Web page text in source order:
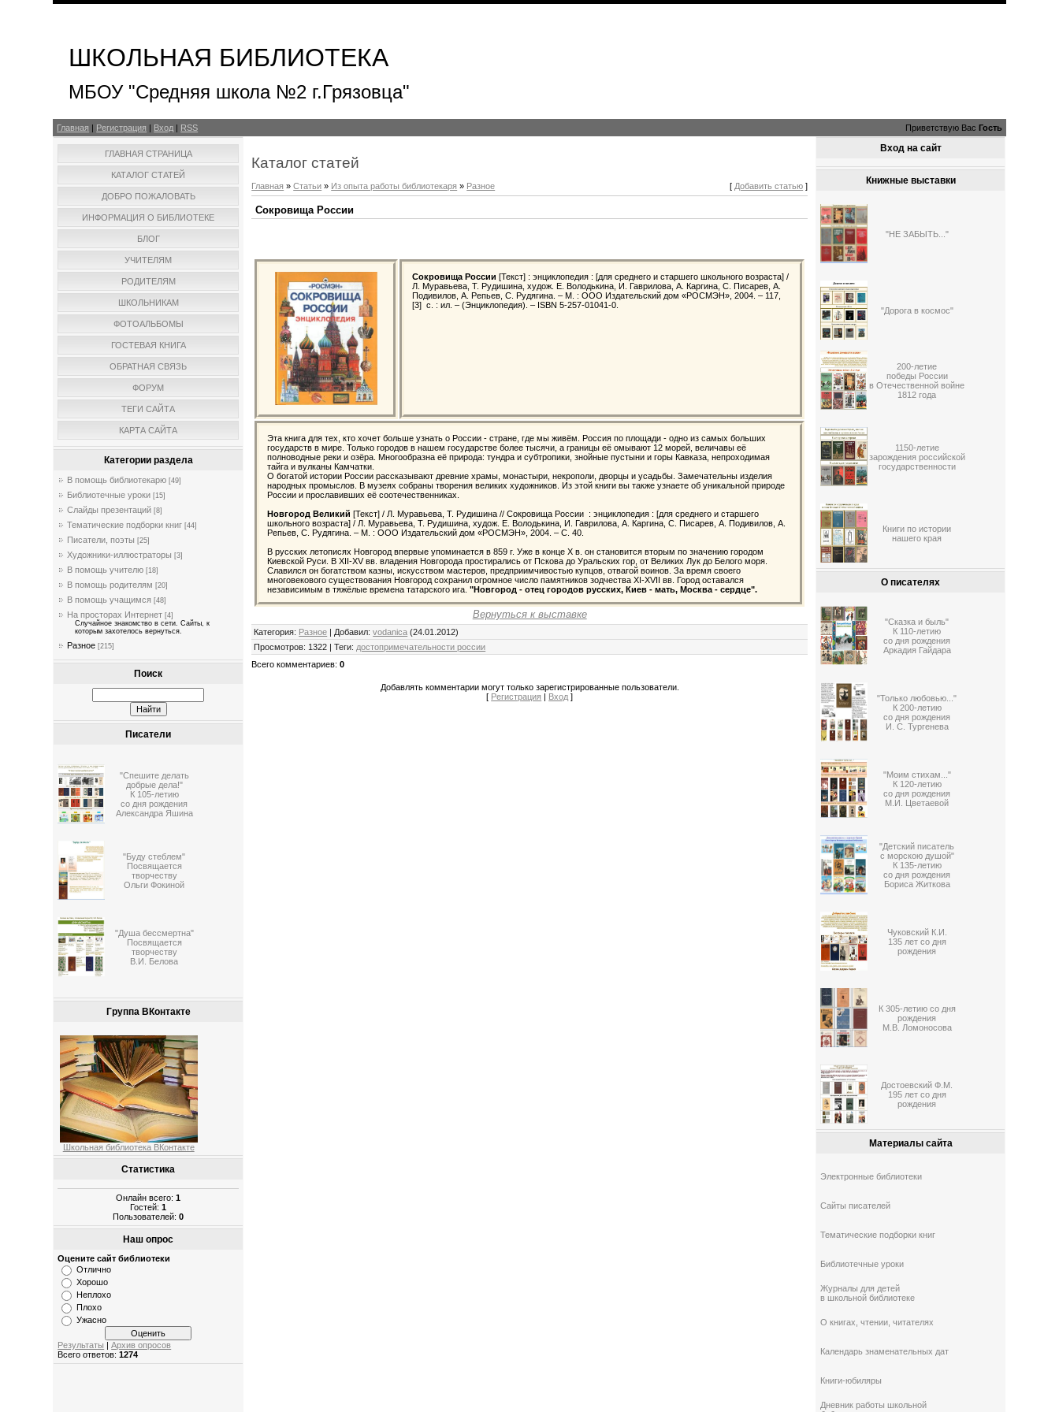
ШКОЛЬНАЯ БИБЛИОТЕКА
МБОУ "Средняя школа №2 г.Грязовца"
Главная Регистрация Вход RSS Приветствую Вас Гость
ГЛАВНАЯ СТРАНИЦА
КАТАЛОГ СТАТЕЙ
ДОБРО ПОЖАЛОВАТЬ
ИНФОРМАЦИЯ О БИБЛИОТЕКЕ
БЛОГ
УЧИТЕЛЯМ
РОДИТЕЛЯМ
ШКОЛЬНИКАМ
ФОТОАЛЬБОМЫ
ГОСТЕВАЯ КНИГА
ОБРАТНАЯ СВЯЗЬ
ФОРУМ
ТЕГИ САЙТА
КАРТА САЙТА
Категории раздела
В помощь библиотекарю [49]
Библиотечные уроки [15]
Слайды презентаций [8]
Тематические подборки книг [44]
Писатели, поэты [25]
Художники-иллюстраторы [3]
В помощь учителю [18]
В помощь родителям [20]
В помощь учащимся [48]
На просторах Интернет [4]
Случайное знакомство в сети. Сайты, к
которым захотелось вернуться.
Разное [215]
Поиск
Писатели
"Спешите делать
добрые дела!"
К 105-летию
со дня рождения
Александра Яшина
"Буду стеблем"
Посвящается
творчеству
Ольги Фокиной
"Душа бессмертна"
Посвящается
творчеству
В.И. Белова
Группа ВКонтакте
Школьная библиотека ВКонтакте
Статистика
Онлайн всего:1
Гостей:1
Пользователей:0
Наш опрос
Оцените сайт библиотеки
Отлично
Хорошо
Неплохо
Плохо
Ужасно
Результаты |Архив опросов
Всего ответов:1274
Каталог статей
Главная »Статьи » Из опыта работы библиотекаря » Разное [ Добавить статью ]
Сокровища России
Сокровища России [Текст] : энциклопедия : [для среднего и старшего школьного возраста] /
Л. Муравьева, Т. Рудишина, худож. Е. Володькина, И. Гаврилова, А. Каргина, С. Писарев, А.
Подивилов, А. Репьев, С. Рудягина. – М. : ООО Издательский дом «РОСМЭН», 2004. – 117,
[3] с. : ил. – (Энциклопедия). – ISBN 5-257-01041-0.
Эта книга для тех, кто хочет больше узнать о России - стране, где мы живём. Россия по площади - одно из самых больших
государств в мире. Только городов в нашем государстве более тысячи, а границы её омывают 12 морей, величавы её
полноводные реки и озёра. Многообразна её природа: тундра и субтропики, знойные пустыни и горы Кавказа, непроходимая
тайга и вулканы Камчатки.
О богатой истории России рассказывают древние храмы, монастыри, некрополи, дворцы и усадьбы. Замечательны изделия
народных промыслов. В музеях собраны творения великих художников. Из этой книги вы также узнаете об уникальной природе
России и прославивших её соотечественниках.
Новгород Великий [Текст] / Л. Муравьева, Т. Рудишина // Сокровища России : энциклопедия : [для среднего и старшего
школьного возраста] / Л. Муравьева, Т. Рудишина, худож. Е. Володькина, И. Гаврилова, А. Каргина, С. Писарев, А. Подивилов, А.
Репьев, С. Рудягина. – М. : ООО Издательский дом «РОСМЭН», 2004. – С. 40.
В русских летописях Новгород впервые упоминается в 859 г. Уже в конце X в. он становится вторым по значению городом
Киевской Руси. В XII-XV вв. владения Новгорода простирались от Пскова до Уральских гор, от Великих Лук до Белого моря.
Славился он богатством казны, искусством мастеров, предприимчивостью купцов, отвагой воинов. За время своего
многовекового существования Новгород сохранил огромное число памятников зодчества XI-XVII вв. Город оставался
независимым в тяжёлые времена татарского ига."Новгород - отец городов русских, Киев - мать, Москва - сердце".
Вернуться к выставке
Категория: Разное | Добавил: vodanica (24.01.2012)
Просмотров: 1322 |Теги: достопримечательности россии
Всего комментариев:0
Добавлять комментарии могут только зарегистрированные пользователи.
[ Регистрация | Вход ]
Вход на сайт
Книжные выставки
"НЕ ЗАБЫТЬ..."
"Дорога в космос"
200-летие
победы России
в Отечественной войне
1812 года
1150-летие
зарождения российской
государственности
Книги по истории
нашего края
О писателях
"Сказка и быль"
К 110-летию
со дня рождения
Аркадия Гайдара
"Только любовью..."
К 200-летию
со дня рождения
И. С. Тургенева
"Моим стихам..."
К 120-летию
со дня рождения
М.И. Цветаевой
"Детский писатель
с морскою душой"
К 135-летию
со дня рождения
Бориса Житкова
Чуковский К.И.
135 лет со дня
рождения
К 305-летию со дня
рождения
М.В. Ломоносова
Достоевский Ф.М.
195 лет со дня
рождения
Материалы сайта
Электронные библиотеки
Сайты писателей
Тематические подборки книг
Библиотечные уроки
Журналы для детей
в школьной библиотеке
О книгах, чтении, читателях
Календарь знаменательных дат
Книги-юбиляры
Дневник работы школьной